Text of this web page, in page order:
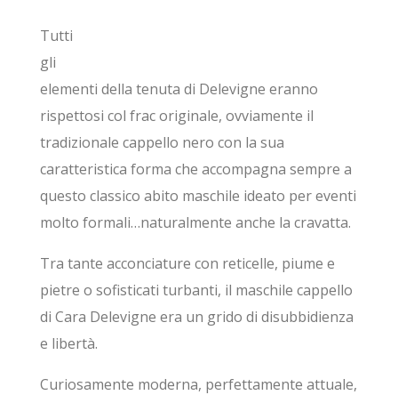
Tutti
gli
elementi della tenuta di Delevigne eranno
rispettosi col frac originale, ovviamente il
tradizionale cappello nero con la sua
caratteristica forma che accompagna sempre a
questo classico abito maschile ideato per eventi
molto formali…naturalmente anche la cravatta.
Tra tante acconciature con reticelle, piume e
pietre o sofisticati turbanti, il maschile cappello
di Cara Delevigne era un grido di disubbidienza
e libertà.
Curiosamente moderna, perfettamente attuale,